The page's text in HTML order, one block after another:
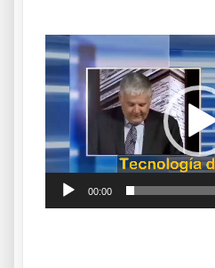
Reproductor
vídeo
00:00